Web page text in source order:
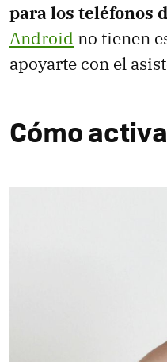
para los teléfonos
Android no tienen
apoyarte con el
Cómo